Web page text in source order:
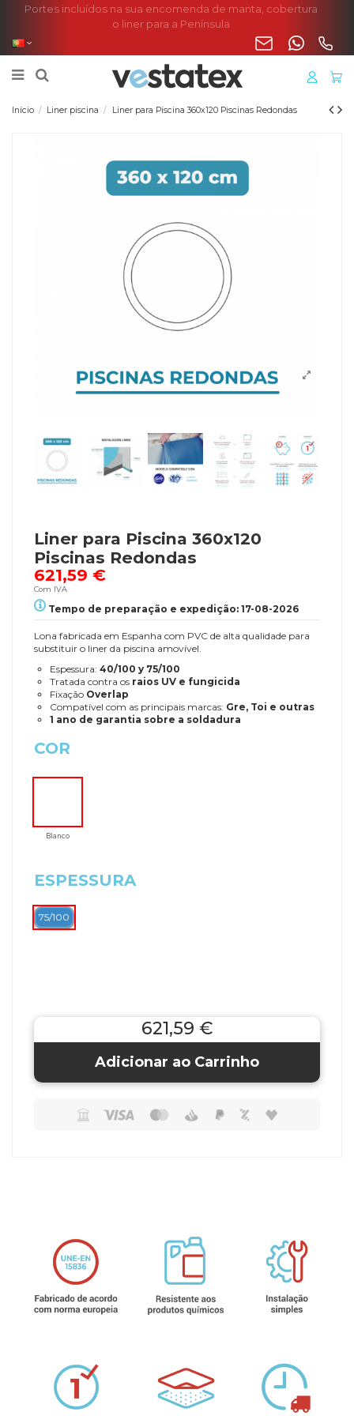
Portes incluídos na sua encomenda de manta, cobertura
o liner para a Península
Início Liner piscina Liner para Piscina 360x120 Piscinas Redondas
Liner para Piscina 360x120
Piscinas Redondas
621,59 €
Com IVA
Tempo de preparação e expedição: 17-08-2026
Lona fabricada em Espanha com PVC de alta qualidade para
substituir o liner da piscina amovível.
Espessura: 40/100 y 75/100
Tratada contra os raios UV e fungicida
Fixação Overlap
Compatível com as principais marcas: Gre, Toi e outras
1 ano de garantia sobre a soldadura
COR
Blanco
ESPESSURA
75/100
621,59 €
Adicionar ao Carrinho